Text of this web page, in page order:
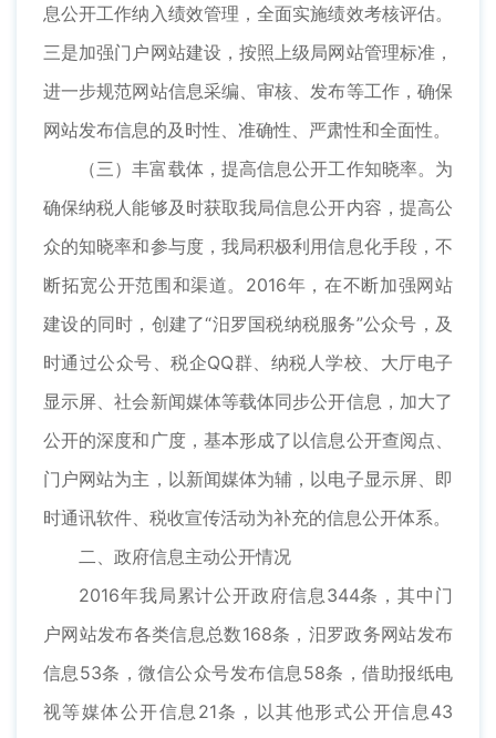
息公开工作纳入绩效管理，全面实施绩效考核评估。
三是加强门户网站建设，按照上级局网站管理标准，
进一步规范网站信息采编、审核、发布等工作，确保
网站发布信息的及时性、准确性、严肃性和全面性。
（三）丰富载体，提高信息公开工作知晓率。为
确保纳税人能够及时获取我局信息公开内容，提高公
众的知晓率和参与度，我局积极利用信息化手段，不
断拓宽公开范围和渠道。2016年，在不断加强网站
建设的同时，创建了“汨罗国税纳税服务”公众号，及
时通过公众号、税企QQ群、纳税人学校、大厅电子
显示屏、社会新闻媒体等载体同步公开信息，加大了
公开的深度和广度，基本形成了以信息公开查阅点、
门户网站为主，以新闻媒体为辅，以电子显示屏、即
时通讯软件、税收宣传活动为补充的信息公开体系。
二、政府信息主动公开情况
2016年我局累计公开政府信息344条，其中门
户网站发布各类信息总数168条，汨罗政务网站发布
信息53条，微信公众号发布信息58条，借助报纸电
视等媒体公开信息21条，以其他形式公开信息43